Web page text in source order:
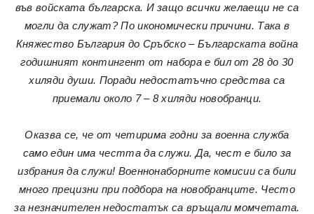
във войската българска. И защо всички желаещи не са
могли да служат? По икономически причини. Така в
Княжество България до Сръбско – Българската война
годишният контингент от набора е бил от 28 до 30
хиляди души. Поради недостатъчно средства са
приемали около 7 – 8 хиляди новобранци.
Оказва се, че от четирима годни за военна служба
само един има честта да служи. Да, чест е било за
избрания да служи! Военнонаборните комисии са били
много прецизни при подбора на новобранците. Често
за незначителен недостатък са връщали момчетата.